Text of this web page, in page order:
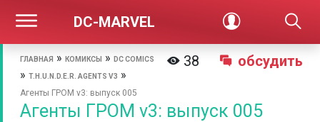
DC-MARVEL
38 обсудить
ГЛАВНАЯ » КОМИКСЫ » DC COMICS
» T.H.U.N.D.E.R. AGENTS V3 »
Агенты ГРОМ v3: выпуск 005
Агенты ГРОМ v3: выпуск 005